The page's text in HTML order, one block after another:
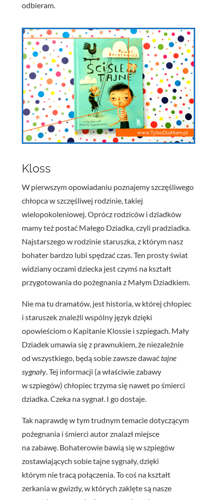
odbieram.
Kloss
W pierwszym opowiadaniu poznajemy szczęśliwego
chłopca w szczęśliwej rodzinie, takiej
wielopokoleniowej. Oprócz rodziców i dziadków
mamy też postać Małego Dziadka, czyli pradziadka.
Najstarszego w rodzinie staruszka, z którym nasz
bohater bardzo lubi spędzać czas. Ten prosty świat
widziany oczami dziecka jest czymś na kształt
przygotowania do pożegnania z Małym Dziadkiem.
Nie ma tu dramatów, jest historia, w której chłopiec
i staruszek znaleźli wspólny język dzięki
opowieściom o Kapitanie Klossie i szpiegach. Mały
Dziadek umawia się z prawnukiem, że niezależnie
od wszystkiego, będą sobie zawsze dawaćtajne
sygnały. Tej informacji (a właściwie zabawy
w szpiegów) chłopiec trzyma się nawet po śmierci
dziadka. Czeka na sygnał. I go dostaje.
Tak naprawdę w tym trudnym temacie dotyczącym
pożegnania i śmierci autor znalazł miejsce
na zabawę. Bohaterowie bawią się w szpiegów
zostawiających sobie tajne sygnały, dzięki
którym nie tracą połączenia. To coś na kształt
zerkania w gwizdy, w których zaklęte są nasze